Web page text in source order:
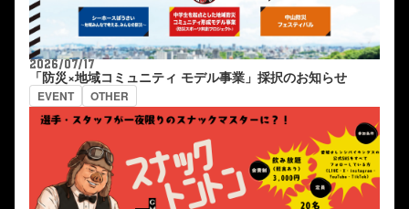
2026/07/17
「防災×地域コミュニティ モデル事業」採択のお知らせ
EVENT OTHER